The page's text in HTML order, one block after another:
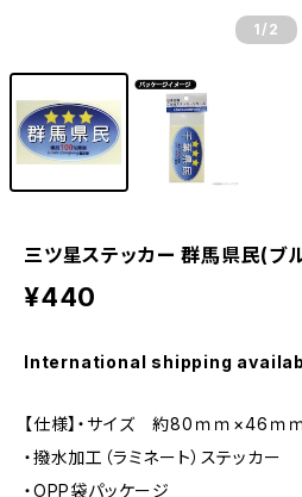
1 /2
三ツ星ステッカー 群馬県民(ブ
¥440
International shipping
【仕様】・サイズ 約80ｍｍ×46ｍ
・撥水加工（ラミネート）ステッカー
・OPP袋パッケージ